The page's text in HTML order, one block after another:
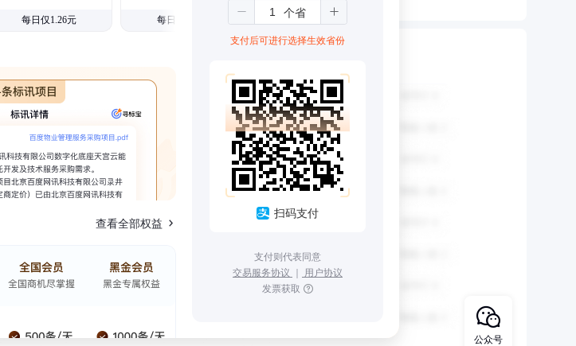
每日仅1.26元 每日仅1.08元
查看全部权益
支付后可进行选择生效省份
扫码支付
支付则代表同意
交易服务协议 ｜ 用户协议
发票获取
公众号